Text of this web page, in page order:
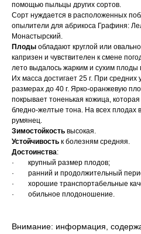
помощью пыльцы других сортов.
Сорт нуждается в расположенных
опылители для абрикоса Графиня:
Монастырский.
Плоды обладают круглой или
капризен и чувствителен к смене
лето выдалось жарким и сухим
Их масса достигает 25 г. При
размерах до 40 г. Ярко-оранжевую
покрывает тоненькая кожица,
бледно-желтые тона. На всех плодах
румянец.
Зимостойкость высокая.
Устойчивость к болезням средняя.
Достоинства:
· крупный размер плодов;
· ранний и продолжительный
· хорошие транспортабельные
· обильное плодоношение.
Внимание: информация,